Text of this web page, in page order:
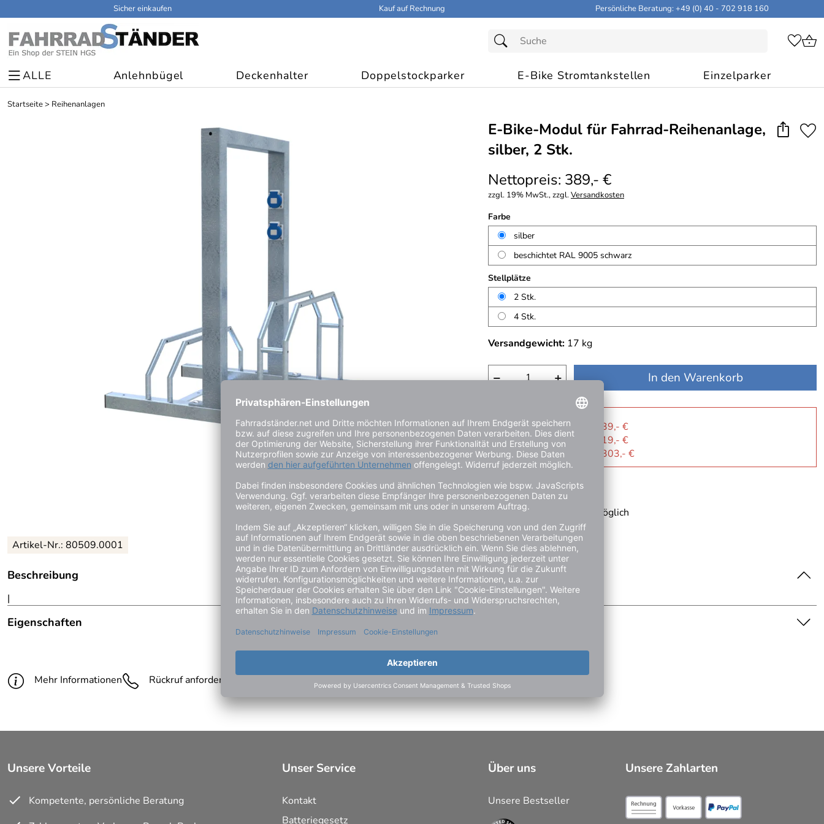
Sicher einkaufen Kauf auf Rechnung Persönliche Beratung: +49 (0) 40 - 702 918 160
ALLE Anlehnbügel Deckenhalter Doppelstockparker E-Bike Stromtankstellen Einzelparker
Startseite> Reihenanlagen
E-Bike-Modul für Fahrrad-Reihenanlage,
silber, 2 Stk.
Nettopreis: 389,- €
zzgl. 19% MwSt., zzgl.Versandkosten
Farbe
silber
beschichtet RAL 9005 schwarz
Stellplätze
2 Stk.
4 Stk.
Versandgewicht: 17 kg
− + In den Warenkorb
ab 3 Stück: je Artikel 339,- €
ab 6 Stück: je Artikel 319,- €
ab 12 Stück: je Artikel 303,- €
3 - 6 Werktage
Kauf auf Rechnung möglich
Artikel-Nr.: 80509.0001
Beschreibung
|
Eigenschaften
Die abgebildete Ware ist beispielhaft zu verstehen und stellt keine verbindliche Produkteigenschaft dar. Bitte beachten Sie die Textbeschreibung.
Stellplätze:
2 Stk. Stk.
Material:
feuerverzinkt, Lamellenstopfen
Lieferumfang:
mit zusätzlichen 1x Hohen Anlehnbügel, mit 2 Steckdosen IP54, inkl. Lamellenstopfen
Mehr Informationen Rückruf anfordern Günstiger gesehen?
Unsere Vorteile
Kompetente, persönliche Beratung
Unser Service
Kontakt
Batteriegesetz
Über uns
Unsere Bestseller
Unsere Zahlarten